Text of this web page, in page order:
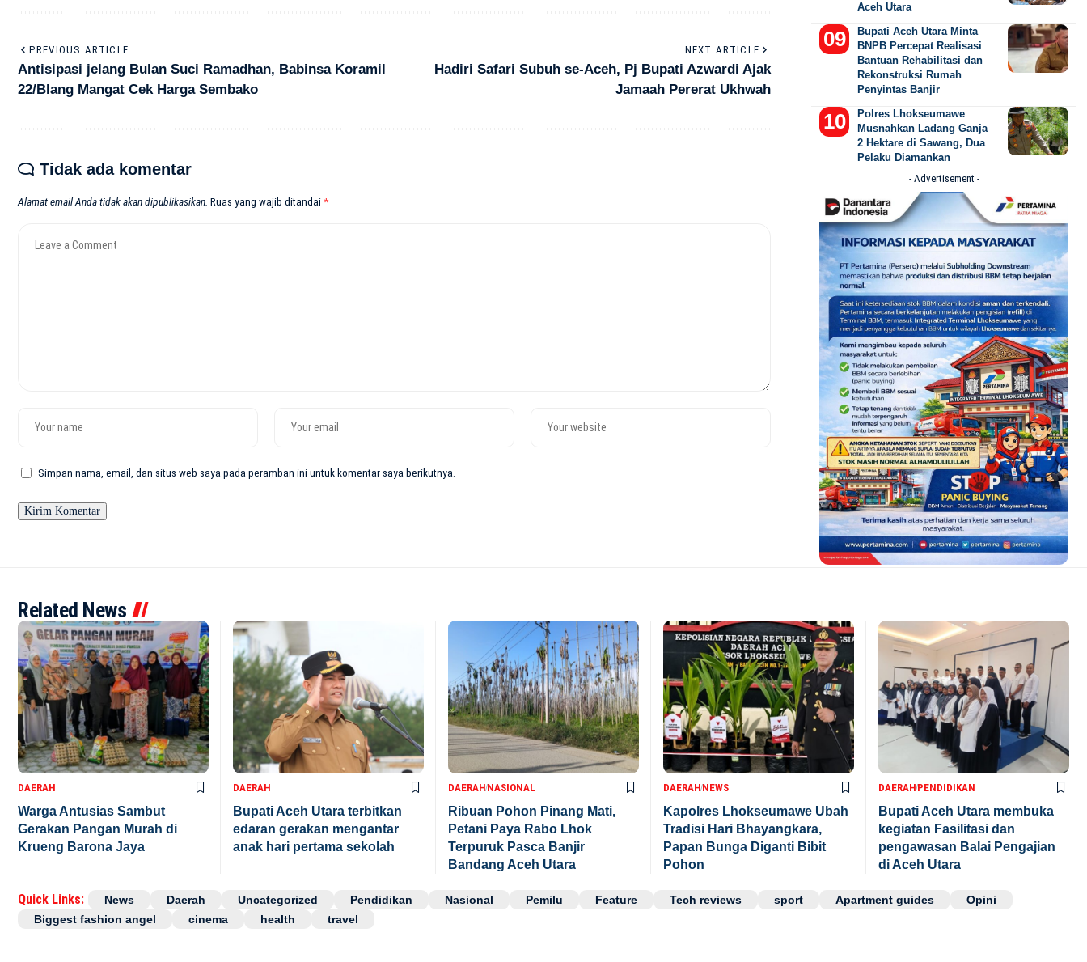
PREVIOUS ARTICLE
Antisipasi jelang Bulan Suci Ramadhan, Babinsa Koramil
22/Blang Mangat Cek Harga Sembako
NEXT ARTICLE
Hadiri Safari Subuh se-Aceh, Pj Bupati Azwardi Ajak
Jamaah Pererat Ukhwah
Tidak ada komentar
Alamat email Anda tidak akan dipublikasikan. Ruas yang wajib ditandai*
Simpan nama, email, dan situs web saya pada peramban ini untuk komentar saya berikutnya.
Aceh Utara
Bupati Aceh Utara Minta
BNPB Percepat Realisasi
Bantuan Rehabilitasi dan
Rekonstruksi Rumah
Penyintas Banjir
Polres Lhokseumawe
Musnahkan Ladang Ganja
2 Hektare di Sawang, Dua
Pelaku Diamankan
- Advertisement -
Related News
DAERAH
Warga Antusias Sambut
Gerakan Pangan Murah di
Krueng Barona Jaya
DAERAH
Bupati Aceh Utara terbitkan
edaran gerakan mengantar
anak hari pertama sekolah
DAERAHNASIONAL
Ribuan Pohon Pinang Mati,
Petani Paya Rabo Lhok
Terpuruk Pasca Banjir
Bandang Aceh Utara
DAERAHNEWS
Kapolres Lhokseumawe Ubah
Tradisi Hari Bhayangkara,
Papan Bunga Diganti Bibit
Pohon
DAERAHPENDIDIKAN
Bupati Aceh Utara membuka
kegiatan Fasilitasi dan
pengawasan Balai Pengajian
di Aceh Utara
Quick Links: News Daerah Uncategorized Pendidikan Nasional Pemilu Feature Tech reviews sport Apartment guides
Opini
Biggest fashion angel
cinema health travel